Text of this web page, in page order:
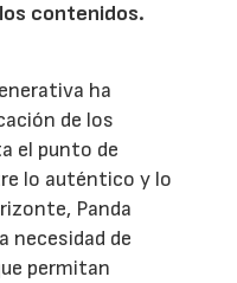
contenidos.
ha
de los
el punto de
lo auténtico y lo
Panda
necesidad de
permitan